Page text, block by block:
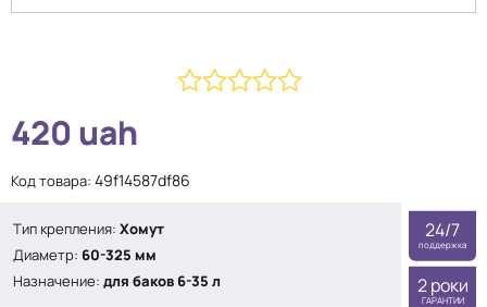
420 uah
Код товара: 49f14587df86
Тип крепления: Хомут
Диаметр: 60-325 мм
Назначение: для баков 6-35 л
24/7
поддержка
2 роки
ГАРАНТИИ